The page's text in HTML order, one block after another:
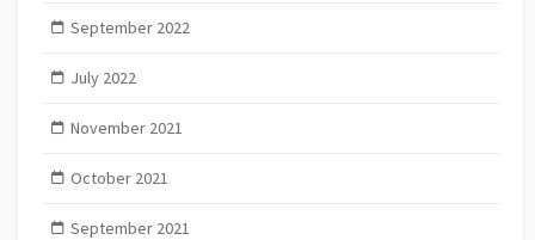
September 2022
July 2022
November 2021
October 2021
September 2021